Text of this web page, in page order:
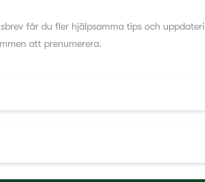
får du fler hjälpsamma tips och
att prenumerera.